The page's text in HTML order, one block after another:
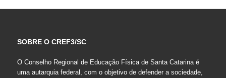
SOBRE O CREF3/SC
O Conselho Regional de Educação Física de Santa Catarina é
uma autarquia federal, com o objetivo de defender a sociedade,